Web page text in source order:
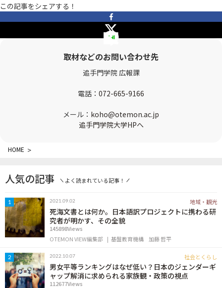
OTEMON VIEWについて
この記事をシェアする！
取材などのお問い合わせ先
追手門学院 広報課
電話： 072-665-9166
メール： koho@otemon.ac.jp
追手門学院大学HPへ
HOME >
人気の記事 よく読まれている記事！
1 2021.09.02 地域・観光
死海文書とは何か。日本語訳プロジェクトに携わる研
究者が明かす、その全貌
145898Views
OTEMON VIEW編集部
基盤教育機構 加藤 哲平
2 2022.10.07 社会とくらし
男女平等ランキングはなぜ低い？日本のジェンダーギ
ャップ解消に求められる家族観・政策の視点
112677Views